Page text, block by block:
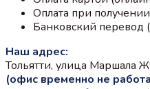
Оплата при получении
Банковский перевод
Наш адрес:
Тольятти, улица Маршала
(офис временно не